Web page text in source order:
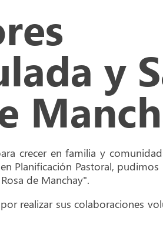
y
crecer en familia y
Planificación Pastoral,
de Manchay".
realizar sus colaboraciones